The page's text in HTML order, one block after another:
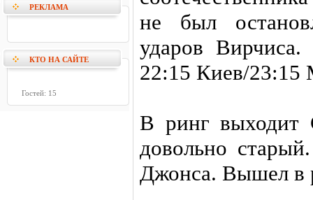
РЕКЛАМА
КТО НА САЙТЕ
Гостей: 15
не был
ударов
22:15 Киев/23:15
В ринг выходит
довольно
Джонса. Вышел в